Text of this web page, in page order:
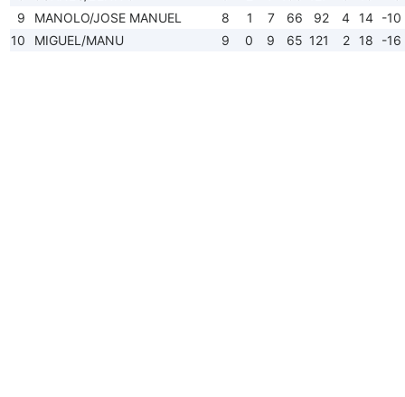
9
MANOLO/JOSE MANUEL 8 1 7 66 92 4 14 -10
10
MIGUEL/MANU 9 0 9 65 121 2 18 -16